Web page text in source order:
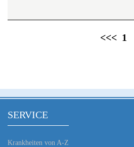
<<< 1
SERVICE
Krankheiten von A-Z